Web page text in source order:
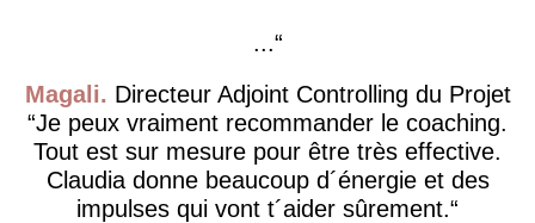
...
Magali
Directeur Adjoint Controlling du Projet
Je peux vraiment recommander le coaching.
Tout est sur mesure pour être très effective.
Claudia donne beaucoup d´énergie et des
impulses qui vont t´aider sûrement.